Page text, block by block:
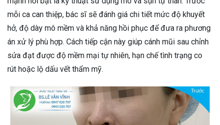
mỗi ca can thiệp, bác sĩ sẽ đánh giá chi tiết mức độ khuyết
hở, độ dày mô mềm và khả năng hồi phục để đưa ra phương
án xử lý phù hợp. Cách tiếp cận này giúp cánh mũi sau chỉnh
sửa đạt được độ mềm mại tự nhiên, hạn chế tình trạng co
rút hoặc lộ dấu vết thẩm mỹ.